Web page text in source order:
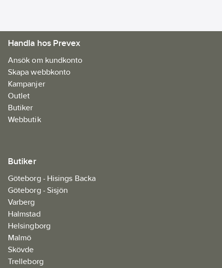
batterier är inte bara
utformade för att
konstruktion, utan
även för att skydda
Ean
artikelnr:
Materialklass XADA01
Handla hos Prevex
Ansök om kundkonto
Skapa webbkonto
Kampanjer
Outlet
Butiker
Webbutik
Butiker
Göteborg - Hisings Backa
Göteborg - Sisjön
Varberg
Halmstad
Helsingborg
Malmö
Skövde
Trelleborg